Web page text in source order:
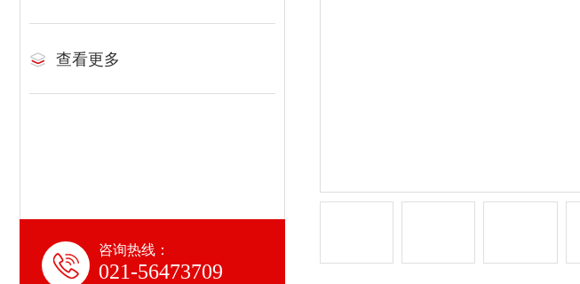
查看更多
咨询热线：
021-56473709